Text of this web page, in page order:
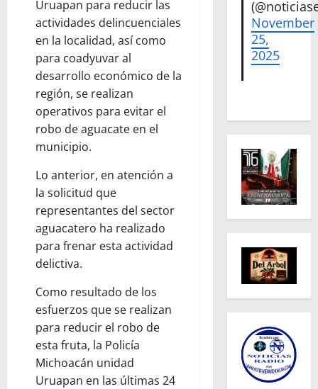
Uruapan para reducir las
actividades delincuenciales
en la localidad, así como
para coadyuvar al
desarrollo económico de la
región, se realizan
operativos para evitar el
robo de aguacate en el
municipio.
Lo anterior, en atención a
la solicitud que
representantes del sector
aguacatero ha realizado
para frenar esta actividad
delictiva.
Como resultado de los
esfuerzos que se realizan
para reducir el robo de
esta fruta, la Policía
Michoacán unidad
Uruapan en las últimas 24
November
25,
2025